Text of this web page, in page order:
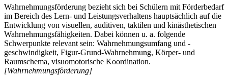
Wahrnehmungsförderung bezieht sich bei Schülern mit Förderbedarf
im Bereich des Lern- und Leistungsverhaltens hauptsächlich auf die
Entwicklung von visuellen, auditiven, taktilen und kinästhetischen
Wahrnehmungsfähigkeiten. Dabei können u. a. folgende
Schwerpunkte relevant sein: Wahrnehmungsumfang und -
geschwindigkeit, Figur-Grund-Wahrnehmung, Körper- und
Raumschema, visuomotorische Koordination.
[Wahrnehmungsförderung]